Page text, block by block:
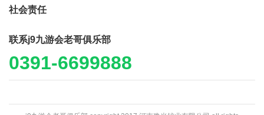
社会责任
联系j9九游会老哥俱乐部
0391-6699888